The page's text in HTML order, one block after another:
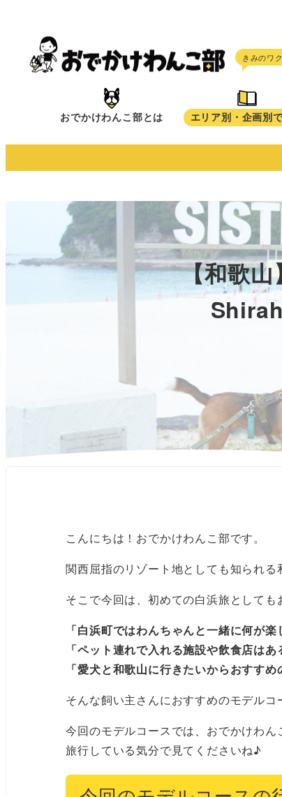
へ
おでかけわんこ部とは エリア別・企画別
【和歌
こんにちは！おでかけわんこ部です。
関西屈指のリゾート地としても知られ
そこで今回は、初めての白浜旅としても
「白浜町ではわんちゃんと一緒に何が楽
「ペット連れで入れる施設や飲食店はあ
「愛犬と和歌山に行きたいからおすすめ
そんな飼い主さんにおすすめのモデルコ
今回のモデルコースでは、おでかけわ
旅行している気分で見てくださいね♪